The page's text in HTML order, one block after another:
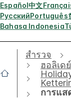
Español中文
РусскийPortuguês
Bahasa Indonesia
สำรวจ
ฮอลิเด
การแส